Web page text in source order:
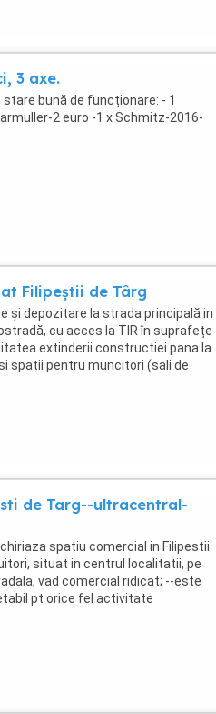
3 axe.
bună de funcționare: - 1
2 euro -1 x Schmitz-2016-
Filipeștii de Târg
și depozitare la strada principală in
cu acces la TIR în suprafețe
extinderii constructiei pana la
spatii pentru muncitori (sali de
de Targ--ultracentral-
spatiu comercial in Filipestii
situat in centrul localitatii, pe
vad comercial ridicat; --este
pt orice fel activitate